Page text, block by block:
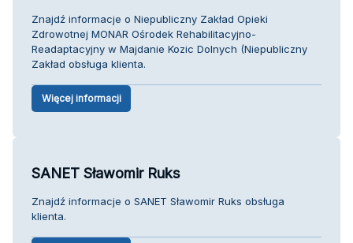
Znajdź informacje o Niepubliczny Zakład Opieki
Zdrowotnej MONAR Ośrodek Rehabilitacyjno-
Readaptacyjny w Majdanie Kozic Dolnych (Niepubliczny
Zakład obsługa klienta.
Więcej informacji
SANET Sławomir Ruks
Znajdź informacje o SANET Sławomir Ruks obsługa
klienta.